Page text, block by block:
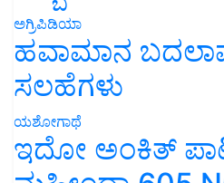
ಅಗ್ರಿಪಿಡಿಯಾ
ಹವಾಮಾನ
ಸಲಹೆಗಳು
ಯಶೋಗಾಥೆ
ಇದೋ ಅಂಕಿತ್